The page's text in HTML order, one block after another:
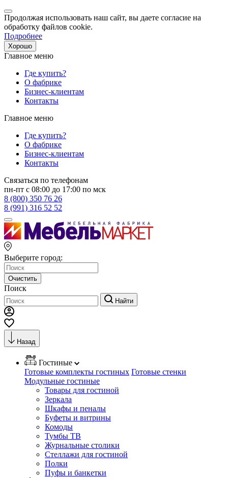
Продолжая использовать наш сайт, вы даете согласие на
обработку файлов cookie.
Подробнее
Хорошо
Главное меню
Где купить?
О фабрике
Бизнес-клиентам
Контакты
Главное меню
Где купить?
О фабрике
Бизнес-клиентам
Контакты
Связаться по телефонам
пн-пт с 08:00 до 17:00 по мск
8 (800) 350 76 26
8 (991) 316 52 52
Выберите город:
Очистить
Поиск
Найти
Назад
Гостиные
Готовые комплекты гостиных Готовые стенки
Модульные гостиные
Товары для гостиной
Зеркала
Шкафы и пеналы
Буфеты и витрины
Комоды
Тумбы ТВ
Журнальные столики
Стеллажи для гостиной
Полки
Пуфы и банкетки